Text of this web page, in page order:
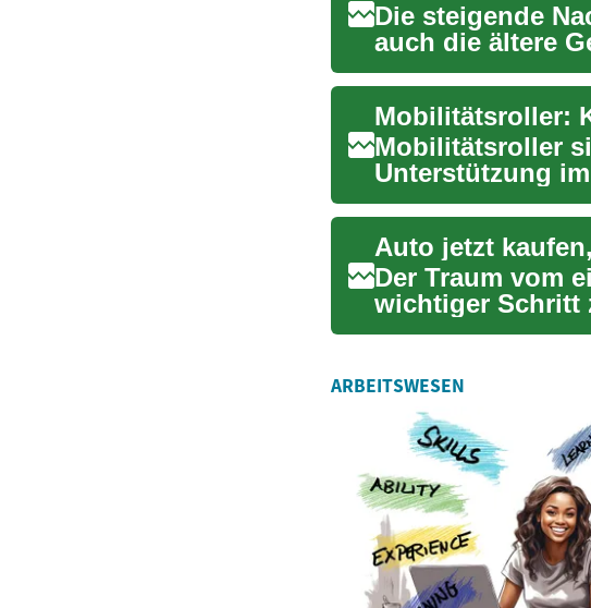
Die steigende
auch die ältere
zunehmend
Mobilitätsroller
Unterstützung
Mobilitä...
Der Traum vom
wichtiger Schritt
ARBEITSWESEN